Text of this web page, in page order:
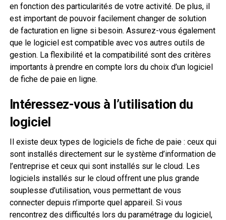
en fonction des particularités de votre activité. De plus, il
est important de pouvoir facilement changer de solution
de facturation en ligne si besoin. Assurez-vous également
que le logiciel est compatible avec vos autres outils de
gestion. La flexibilité et la compatibilité sont des critères
importants à prendre en compte lors du choix d’un logiciel
de fiche de paie en ligne.
Intéressez-vous à l’utilisation du
logiciel
Il existe deux types de logiciels de fiche de paie : ceux qui
sont installés directement sur le système d’information de
l’entreprise et ceux qui sont installés sur le cloud. Les
logiciels installés sur le cloud offrent une plus grande
souplesse d’utilisation, vous permettant de vous
connecter depuis n’importe quel appareil. Si vous
rencontrez des difficultés lors du paramétrage du logiciel,